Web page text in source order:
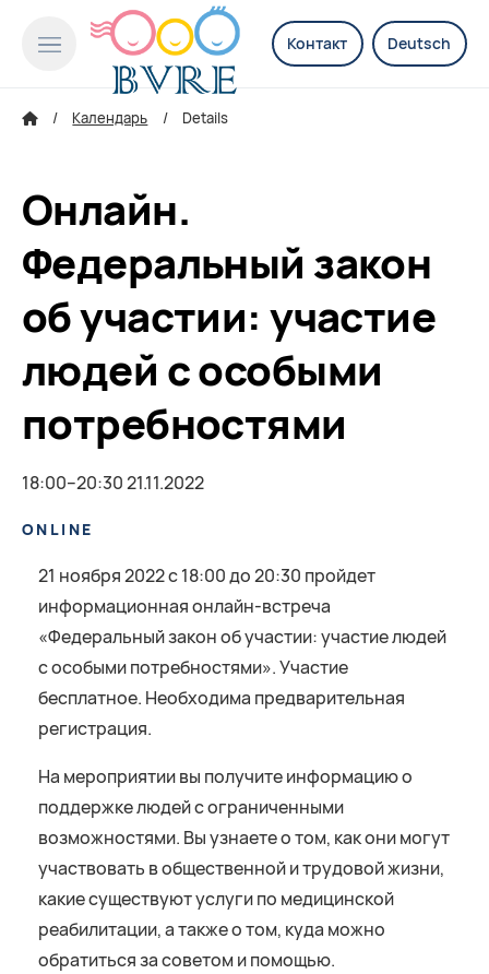
Контакт Deutsch
Календарь Details
Онлайн.
Федеральный закон
об участии: участие
людей с особыми
потребностями
18:00–20:30 21.11.2022
ONLINE
21 ноября 2022 с 18:00 до 20:30 пройдет
информационная онлайн-встреча
«Федеральный закон об участии: участие людей
с особыми потребностями». Участие
бесплатное. Необходима предварительная
регистрация.
На мероприятии вы получите информацию о
поддержке людей с ограниченными
возможностями. Вы узнаете о том, как они могут
участвовать в общественной и трудовой жизни,
какие существуют услуги по медицинской
реабилитации, а также о том, куда можно
обратиться за советом и помощью.